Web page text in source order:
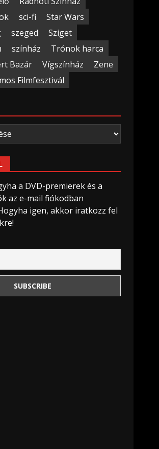
sci-fi
Star Wars
szeged
Sziget
színház
Trónok harca
Bazár Vígszínház
Zene
Filmfesztivál
a DVD-premierek és a
az e-mail fiókodban
igen, akkor iratkozz fel